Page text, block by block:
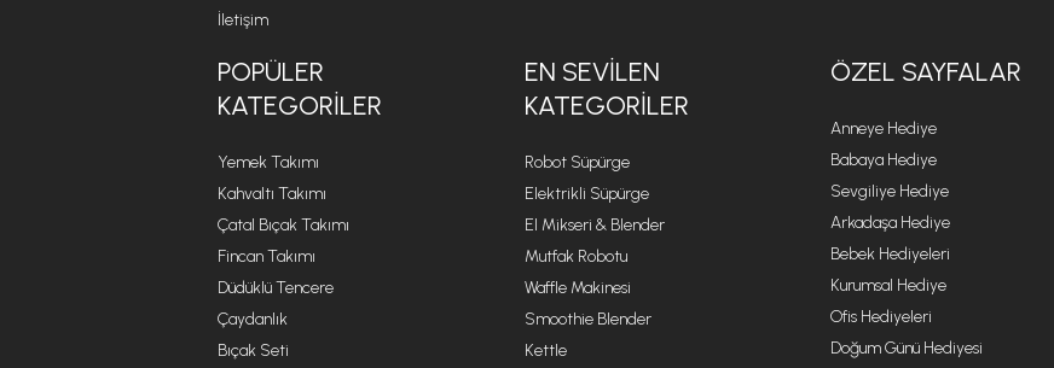
İletişim
POPÜLER
KATEGORILER
Yemek Takımı
Kahvaltı Takımı
Çatal Bıçak Takımı
Fincan Takımı
Düdüklü Tencere
Çaydanlık
Bıçak Seti
EN SEVILEN
KATEGORILER
Robot Süpürge
Elektrikli Süpürge
El Mikseri & Blender
Mutfak Robotu
Waffle Makinesi
Smoothie Blender
Kettle
ÖZEL SAYFALAR
Anneye Hediye
Babaya Hediye
Sevgiliye Hediye
Arkadaşa Hediye
Bebek Hediyeleri
Kurumsal Hediye
Ofis Hediyeleri
Doğum Günü Hediyesi